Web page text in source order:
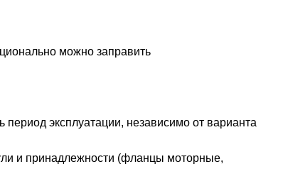
можно заправить
эксплуатации, независимо от варианта
и принадлежности (фланцы моторные,